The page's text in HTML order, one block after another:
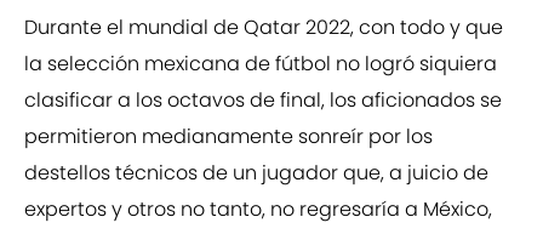
Durante el mundial de Qatar 2022, con todo y que
la selección mexicana de fútbol no logró siquiera
clasificar a los octavos de final, los aficionados se
permitieron medianamente sonreír por los
destellos técnicos de un jugador que, a juicio de
expertos y otros no tanto, no regresaría a México,